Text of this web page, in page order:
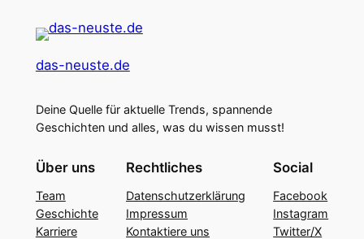
das-neuste.de
Deine Quelle für aktuelle Trends, spannende
Geschichten und alles, was du wissen musst!
Über uns
Team
Geschichte
Karriere
Rechtliches
Datenschutzerklärung
Impressum
Kontaktiere uns
Social
Facebook
Instagram
Twitter/X